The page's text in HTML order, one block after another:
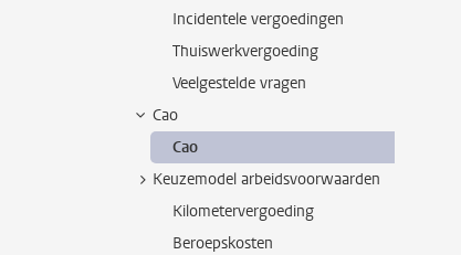
Incidentele vergoedingen
Thuiswerkvergoeding
Veelgestelde vragen
Cao
Cao
Keuzemodel arbeidsvoorwaarden
Kilometervergoeding
Beroepskosten